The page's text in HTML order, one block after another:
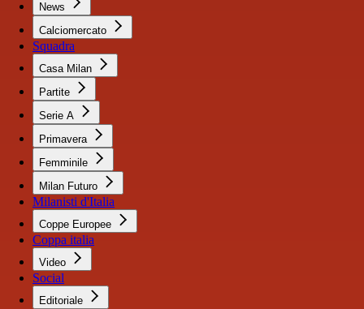
News
Calciomercato
Squadra
Casa Milan
Partite
Serie A
Primavera
Femminile
Milan Futuro
Milanisti d'Italia
Coppe Europee
Coppa italia
Video
Social
Editoriale